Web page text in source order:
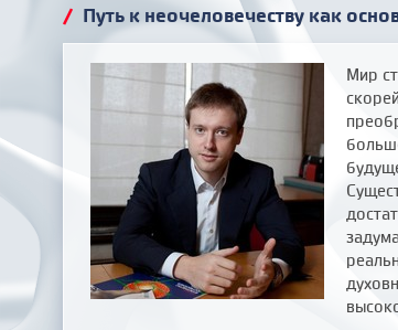
/ Путь к неочеловечеству как
Мир